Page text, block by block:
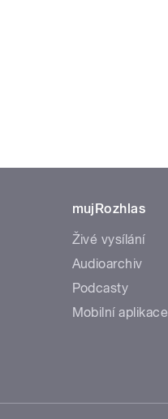
mujRozhlas
Živé vysílání
Audioarchiv
Podcasty
Mobilní aplikace